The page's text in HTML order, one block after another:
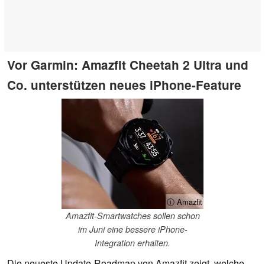
Vor Garmin: Amazfit Cheetah 2 Ultra und
Co. unterstützen neues iPhone-Feature
ⓘ Amazfit
Amazfit-Smartwatches sollen schon
im Juni eine bessere iPhone-
Integration erhalten.